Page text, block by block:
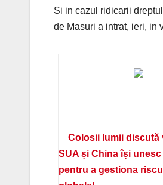
Si in cazul ridicarii
de Masuri a intrat, ieri, in
Colosii lumii discută
SUA și China își
pentru a gestiona